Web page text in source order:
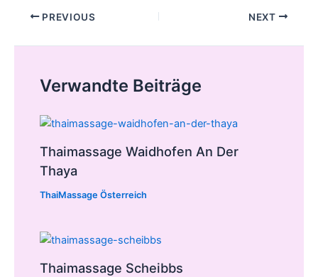
Post PREVIOUS NEXT
Verwandte Beiträge
Thaimassage Waidhofen An Der
Thaya
ThaiMassage Österreich
Thaimassage Scheibbs